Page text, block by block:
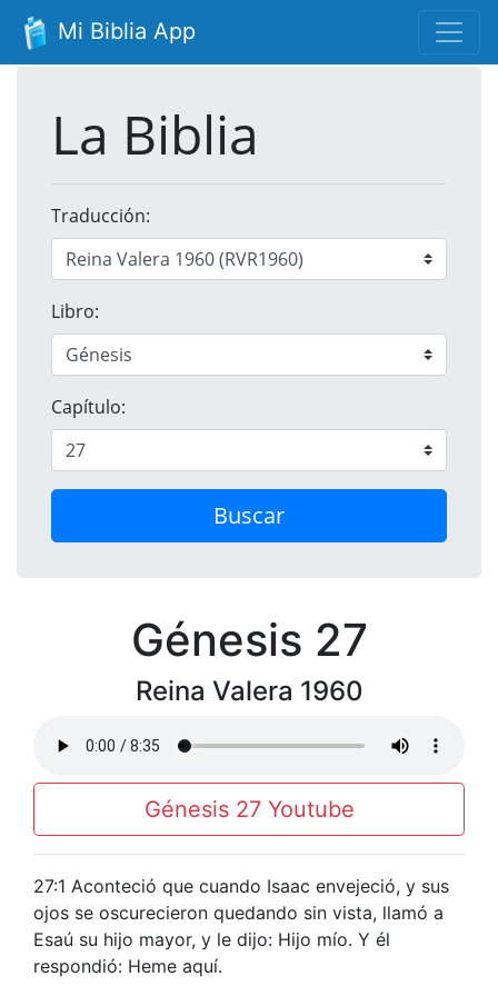
Mi Biblia App
La Biblia
Traducción:
Libro:
Capítulo:
Buscar
Génesis 27
Reina Valera 1960
Génesis 27 Youtube
27:1 Aconteció que cuando Isaac envejeció, y sus
ojos se oscurecieron quedando sin vista, llamó a
Esaú su hijo mayor, y le dijo: Hijo mío. Y él
respondió: Heme aquí.